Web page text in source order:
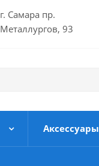
г. Самара пр.
Металлургов, 93
Аксессуары